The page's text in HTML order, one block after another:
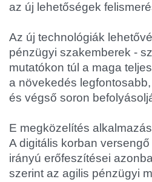
az új lehetőségek
Az új technológiák
pénzügyi szakemberek -
mutatókon túl a maga
a növekedés
és végső soron
E megközelítés
A digitális korban
irányú erőfeszítései
szerint az agilis pénzügyi